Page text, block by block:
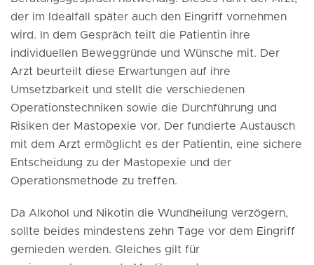
der im Idealfall später auch den Eingriff vornehmen
wird. In dem Gespräch teilt die Patientin ihre
individuellen Beweggründe und Wünsche mit. Der
Arzt beurteilt diese Erwartungen auf ihre
Umsetzbarkeit und stellt die verschiedenen
Operationstechniken sowie die Durchführung und
Risiken der Mastopexie vor. Der fundierte Austausch
mit dem Arzt ermöglicht es der Patientin, eine sichere
Entscheidung zu der Mastopexie und der
Operationsmethode zu treffen.
Da Alkohol und Nikotin die Wundheilung verzögern,
sollte beides mindestens zehn Tage vor dem Eingriff
gemieden werden. Gleiches gilt für